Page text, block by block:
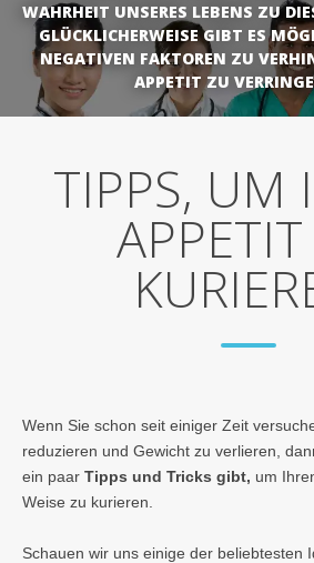
WAHRHEIT UNSERES LEBENS ZU
GLÜCKLICHERWEISE GIBT ES
NEGATIVEN FAKTOREN ZU
APPETIT ZU
TIPPS, UM
Wenn Sie schon seit einiger Zeit
reduzieren und Gewicht zu verlieren,
ein paar Tipps und Tricks gibt, um
Weise zu kurieren.
Schauen wir uns einige der beliebtesten